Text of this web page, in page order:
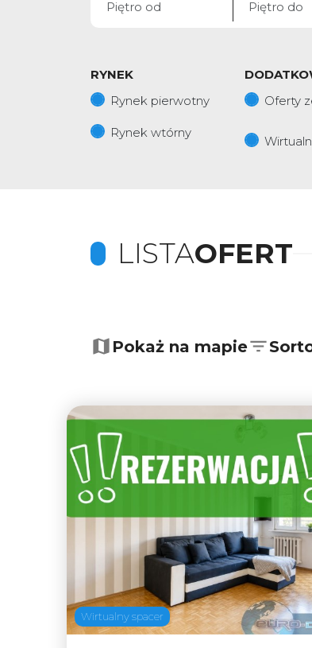
RYNEK
Rynek pierwotny
Rynek wtórny
Oferty
LISTAOFERT
−Pokaż na mapie
Wirtualny spacer